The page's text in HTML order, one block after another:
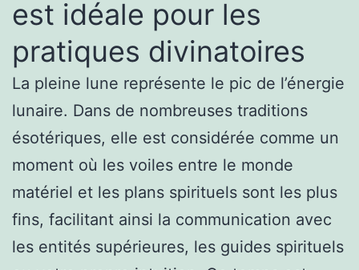
est idéale pour les
pratiques divinatoires
La pleine lune représente le pic de l’énergie
lunaire. Dans de nombreuses traditions
ésotériques, elle est considérée comme un
moment où les voiles entre le monde
matériel et les plans spirituels sont les plus
fins, facilitant ainsi la communication avec
les entités supérieures, les guides spirituels